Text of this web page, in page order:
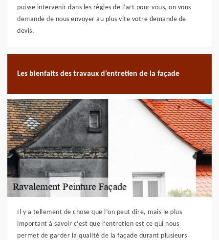
puisse intervenir dans les règles de l’art pour vous, on vous
demande de nous envoyer au plus vite votre demande de
devis.
Les bienfaits des travaux d’entretien de la façade
Il y a tellement de chose que l’on peut dire, mais le plus
important à savoir c’est que l’entretien est ce qui nous
permet de garder la qualité de la façade durant plusieurs